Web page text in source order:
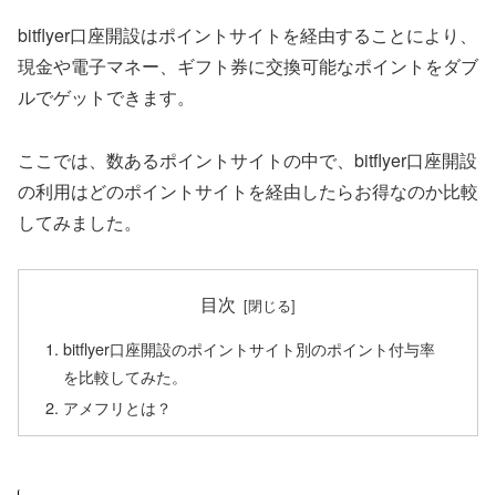
bitflyer口座開設はポイントサイトを経由することにより、
現金や電子マネー、ギフト券に交換可能なポイントをダブ
ルでゲットできます。
ここでは、数あるポイントサイトの中で、bitflyer口座開設
の利用はどのポイントサイトを経由したらお得なのか比較
してみました。
目次
bitflyer口座開設のポイントサイト別のポイント付与率
を比較してみた。
アメフリとは？